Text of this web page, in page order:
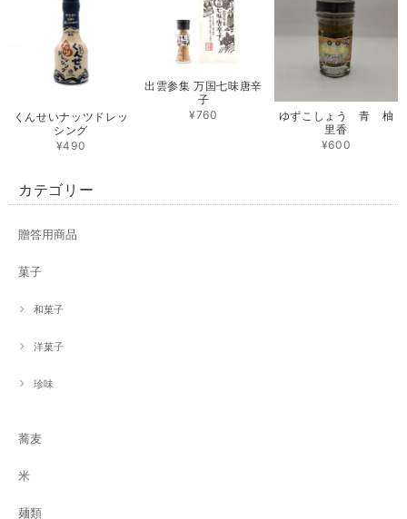
くんせいナッツドレッ
シング
¥490
出雲参集 万国七味唐辛
子
¥760
ゆずこしょう 青 柚
里香
¥600
カテゴリー
贈答用商品
菓子
和菓子
洋菓子
珍味
蕎麦
米
麺類